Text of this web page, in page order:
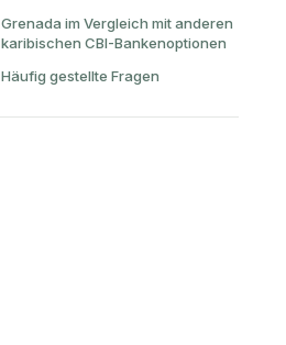
Grenada im Vergleich mit anderen
karibischen CBI-Bankenoptionen
Häufig gestellte Fragen